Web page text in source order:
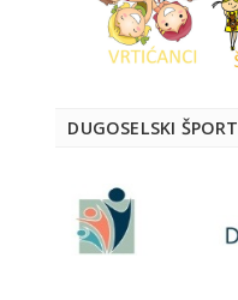
DUGOSELSKI ŠPORT